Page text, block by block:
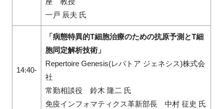
一戸 辰夫 氏
14:40-
「病態特異的T細胞治療のための抗原予測とT細
胞同定解析技術」
Repertoire Genesis(レパトア ジェネシス)株式会
社
常勤相談役 鈴木 隆二 氏
免疫インフォマティクス革新部長 中村 征史 氏